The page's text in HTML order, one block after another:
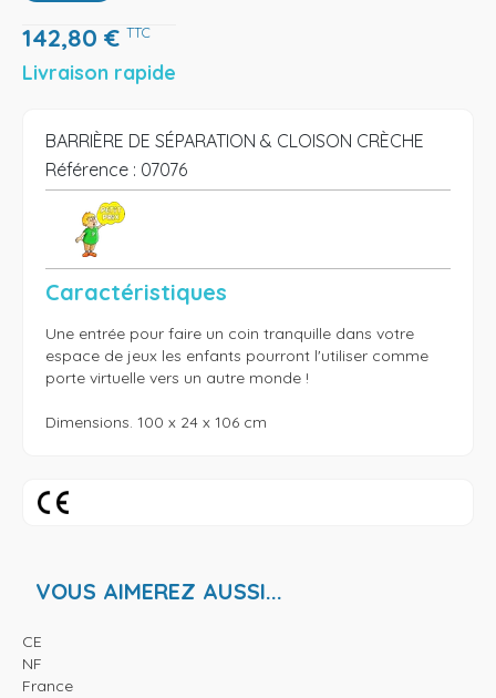
142,80 € TTC
Livraison rapide
BARRIÈRE DE SÉPARATION & CLOISON CRÈCHE
Référence : 07076
Caractéristiques
Une entrée pour faire un coin tranquille dans votre
espace de jeux les enfants pourront l'utiliser comme
porte virtuelle vers un autre monde !
Dimensions. 100 x 24 x 106 cm
VOUS AIMEREZ AUSSI...
CE
NF
France